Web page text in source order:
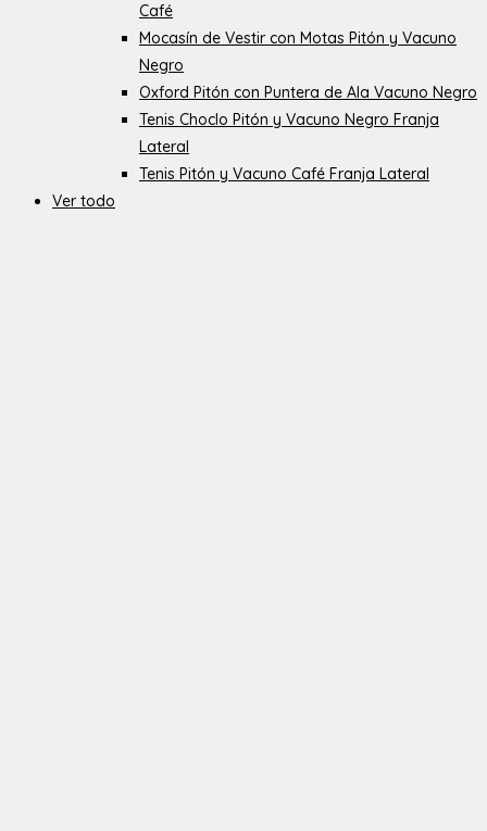
Café
Mocasín de Vestir con Motas Pitón y Vacuno
Negro
Oxford Pitón con Puntera de Ala Vacuno Negro
Tenis Choclo Pitón y Vacuno Negro Franja
Lateral
Tenis Pitón y Vacuno Café Franja Lateral
Ver todo